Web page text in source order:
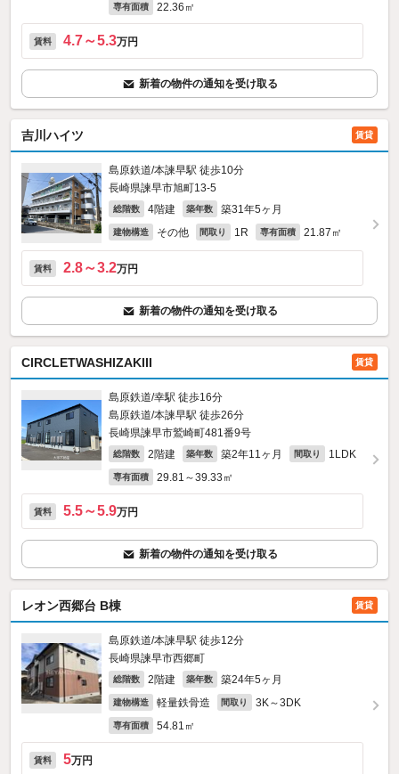
専有面積 22.36㎡
賃料 4.7～5.3万円
新着の物件の通知を受け取る
吉川ハイツ 賃貸
島原鉄道/本諫早駅 徒歩10分
長崎県諫早市旭町13-5
総階数 4階建 築年数 築31年5ヶ月
建物構造 その他 間取り 1R 専有面積 21.87㎡
賃料 2.8～3.2万円
新着の物件の通知を受け取る
CIRCLETWASHIZAKIII 賃貸
島原鉄道/幸駅 徒歩16分
島原鉄道/本諫早駅 徒歩26分
長崎県諫早市鷲崎町481番9号
総階数 2階建 築年数 築2年11ヶ月 間取り 1LDK
専有面積 29.81～39.33㎡
賃料 5.5～5.9万円
新着の物件の通知を受け取る
レオン西郷台 B棟 賃貸
島原鉄道/本諫早駅 徒歩12分
長崎県諫早市西郷町
総階数 2階建 築年数 築24年5ヶ月
建物構造 軽量鉄骨造 間取り 3K～3DK
専有面積 54.81㎡
賃料 5万円